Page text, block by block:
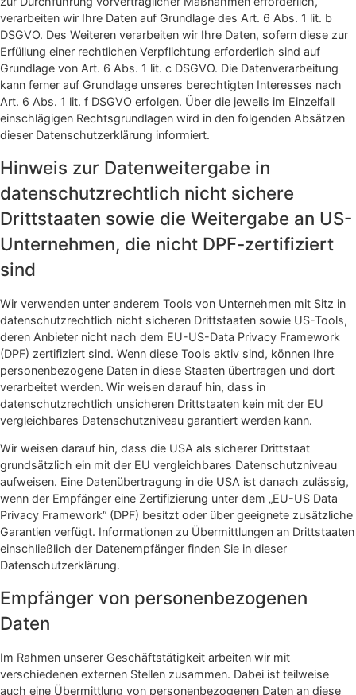
verarbeiten wir Ihre Daten auf Grundlage des Art. 6 Abs. 1 lit. b
DSGVO. Des Weiteren verarbeiten wir Ihre Daten, sofern diese zur
Erfüllung einer rechtlichen Verpflichtung erforderlich sind auf
Grundlage von Art. 6 Abs. 1 lit. c DSGVO. Die Datenverarbeitung
kann ferner auf Grundlage unseres berechtigten Interesses nach
Art. 6 Abs. 1 lit. f DSGVO erfolgen. Über die jeweils im Einzelfall
einschlägigen Rechtsgrundlagen wird in den folgenden Absätzen
dieser Datenschutzerklärung informiert.
Hinweis zur Datenweitergabe in
datenschutzrechtlich nicht sichere
Drittstaaten sowie die Weitergabe an US-
Unternehmen, die nicht DPF-zertifiziert
sind
Wir verwenden unter anderem Tools von Unternehmen mit Sitz in
datenschutzrechtlich nicht sicheren Drittstaaten sowie US-Tools,
deren Anbieter nicht nach dem EU-US-Data Privacy Framework
(DPF) zertifiziert sind. Wenn diese Tools aktiv sind, können Ihre
personenbezogene Daten in diese Staaten übertragen und dort
verarbeitet werden. Wir weisen darauf hin, dass in
datenschutzrechtlich unsicheren Drittstaaten kein mit der EU
vergleichbares Datenschutzniveau garantiert werden kann.
Wir weisen darauf hin, dass die USA als sicherer Drittstaat
grundsätzlich ein mit der EU vergleichbares Datenschutzniveau
aufweisen. Eine Datenübertragung in die USA ist danach zulässig,
wenn der Empfänger eine Zertifizierung unter dem „EU-US Data
Privacy Framework“ (DPF) besitzt oder über geeignete zusätzliche
Garantien verfügt. Informationen zu Übermittlungen an Drittstaaten
einschließlich der Datenempfänger finden Sie in dieser
Datenschutzerklärung.
Empfänger von personenbezogenen
Daten
Im Rahmen unserer Geschäftstätigkeit arbeiten wir mit
verschiedenen externen Stellen zusammen. Dabei ist teilweise
auch eine Übermittlung von personenbezogenen Daten an diese